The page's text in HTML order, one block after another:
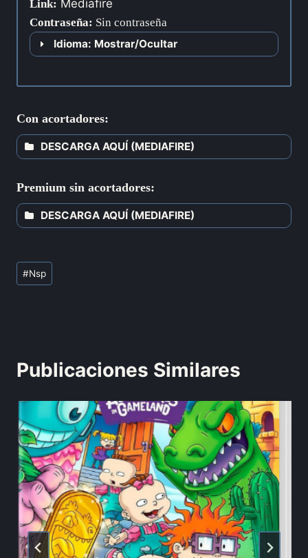
Link: Mediafire
Contraseña: Sin contraseña
Idioma: Mostrar/Ocultar
Con acortadores:
DESCARGA AQUÍ (MEDIAFIRE)
Premium sin acortadores:
DESCARGA AQUÍ (MEDIAFIRE)
#Nsp
Publicaciones Similares